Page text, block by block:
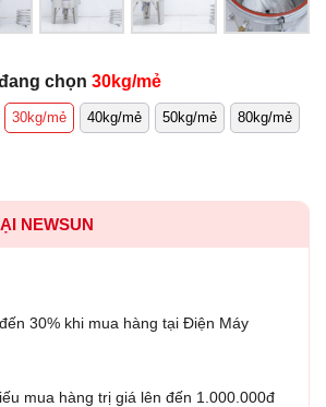
chọn 30kg/mẻ
30kg/mẻ 40kg/mẻ 50kg/mẻ 80kg/mẻ
NEWSUN
30% khi mua hàng tại Điện Máy
mua hàng trị giá lên đến 1.000.000đ